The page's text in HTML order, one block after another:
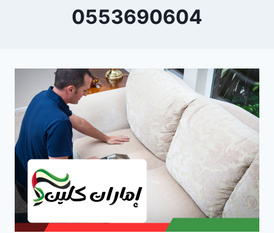
0553690604